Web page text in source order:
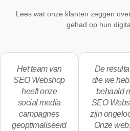
Lees wat onze klanten zeggen
gehad op hun
Het team van
SEO Webshop
heeft onze
social media
campagnes
geoptimaliseerd
De
die we
behaald
SEO
zijn
Onze